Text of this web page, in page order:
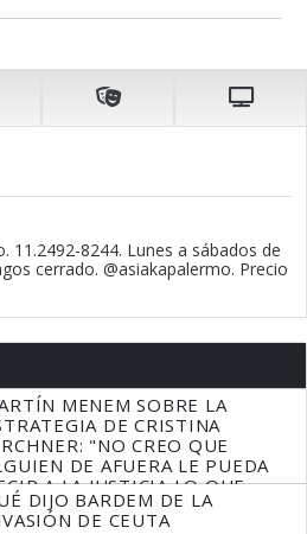
11.2492-8244. Lunes a sábados de
cerrado. @asiakapalermo. Precio
MENEM SOBRE LA
DE CRISTINA
"NO CREO QUE
DE AFUERA LE PUEDA
A LA JUSTICIA LO QUE
QUE HACER"
DIJO BARDEM DE LA
DE CEUTA